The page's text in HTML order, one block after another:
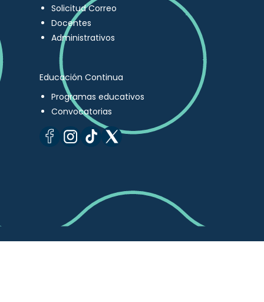
Solicitud Correo
Docentes
Administrativos
Educación Continua
Programas educativos
Convocatorias